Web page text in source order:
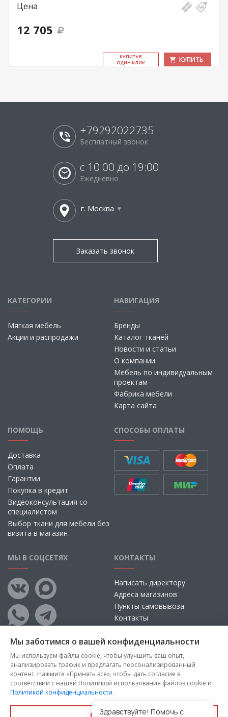
Цена
12 705
КУ­ПИТЬ В
ОДИН КЛИК
КУПИТЬ
+79292022735
Бесплатный звонок
с 10:00 до 19:00
Ежедневно
г. Москва
Заказать звонок
КАТЕГОРИИ
Мягкая мебель
Акции и распродажи
НАВИГАЦИЯ
Бренды
Каталог тканей
Новости и статьи
О компании
Мебель по индивидуальным
проектам
Фабрика мебели
Карта сайта
ПОМОЩЬ
Доставка
Оплата
Гарантии
Покупка в кредит
Видеоконсультация со
специалистом
Выбор ткани для мебели без
визита в магазин
СПОСОБЫ ОПЛАТЫ
МЫ В СОЦСЕТЯХ КОНТАКТЫ
Написать директору
Адреса магазинов
Пункты самовывоза
Контакты
Copyright © 2026, ООО «100 Диванов» — Все права защищены
Администрация Сайта не несет ответственности за
Мы заботимся о вашей конфиденциальности
Мы используем файлы cookie, чтобы улучшить ваш опыт,
анализировать трафик и предлагать персонализированный
контент. Нажмите «Принять все», чтобы дать согласие в
соответствии с нашей Политикой использования файлов cookie и
Политикой конфиденциальности.
Здравствуйте! Помочь с